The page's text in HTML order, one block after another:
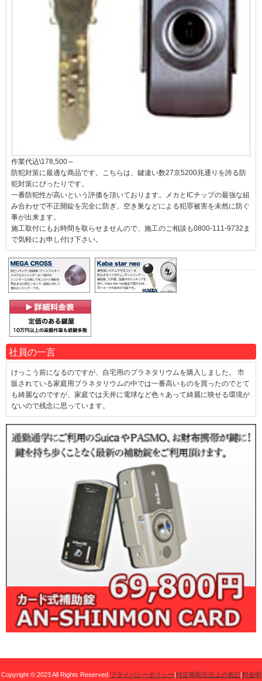
作業代込\178,500～
防犯対策に最適な商品です。こちらは、鍵違い数27京5200兆通りを誇る防
犯対策にぴったりです。
一番防犯性が高いという評価を頂いております。メカとICチップの最強な組
み合わせで不正開錠を完全に防ぎ、空き巣などによる犯罪被害を未然に防ぐ
事が出来ます。
施工取付にもお時間を取らせませんので、施工のご相談も0800-111-9732ま
で気軽にお申し付け下さい。
社員の一言
けっこう前になるのですが、自宅用のプラネタリウムを購入しました。 市
販されている家庭用プラネタリウムの中では一番高いものを買ったのでとて
も綺麗なのですが、家庭では天井に電球など色々あって綺麗に映せる環境が
ないので残念に思っています。
Copyright © 2023 All Rights Reserved.プライバシーポリシー 特定商取引法上の表記| 料金明